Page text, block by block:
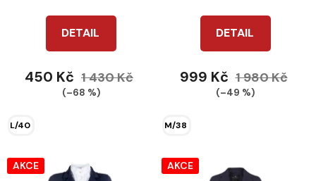
DETAIL
450 Kč 1 430 Kč
(–68 %)
L/40
DETAIL
999 Kč 1 980 Kč
(–49 %)
M/38
AKCE AKCE